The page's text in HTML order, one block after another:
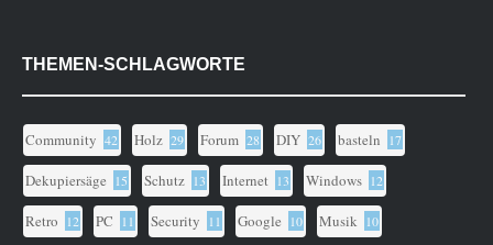
THEMEN-SCHLAGWORTE
Community 42 Holz 29 Forum 28 DIY 26 basteln 17
Dekupiersäge 15 Schutz 13 Internet 13 Windows 12
Retro 12 PC 11 Security 11 Google 10 Musik 10